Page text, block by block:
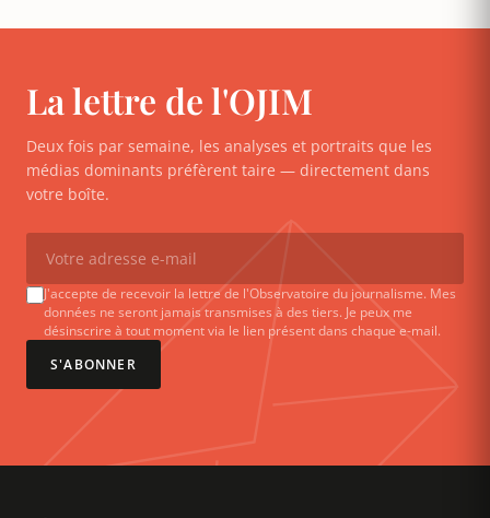
La lettre de l'OJIM
Deux fois par semaine, les analyses et portraits que les
médias dominants préfèrent taire — directement dans
votre boîte.
J'accepte de recevoir la lettre de l'Observatoire du journalisme. Mes
données ne seront jamais transmises à des tiers. Je peux me
désinscrire à tout moment via le lien présent dans chaque e-mail.
S'ABONNER